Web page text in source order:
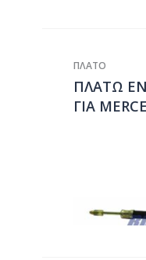
ΠΛΑΤΟ
ΠΛΑΤΩ
ΓΙΑ